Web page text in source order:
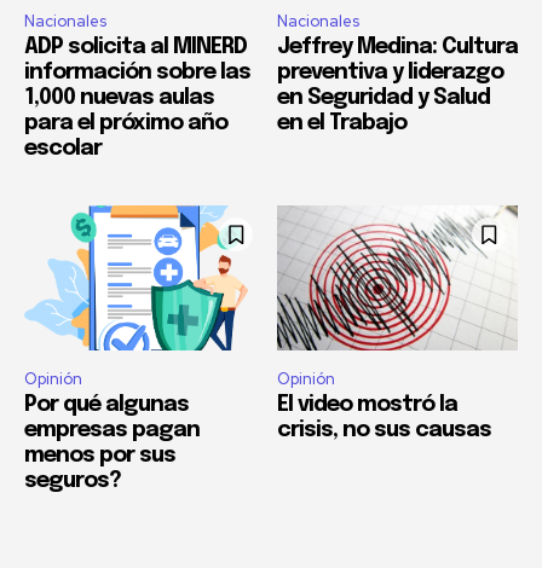
Nacionales
ADP solicita al MINERD
información sobre las
1,000 nuevas aulas
para el próximo año
escolar
Nacionales
Jeffrey Medina: Cultura
preventiva y liderazgo
en Seguridad y Salud
en el Trabajo
Opinión
Por qué algunas
empresas pagan
menos por sus
seguros?
Opinión
El video mostró la
crisis, no sus causas